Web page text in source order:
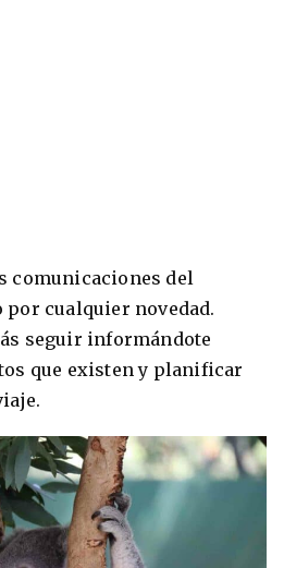
comunicaciones del
cualquier novedad.
seguir informándote
que existen y planificar